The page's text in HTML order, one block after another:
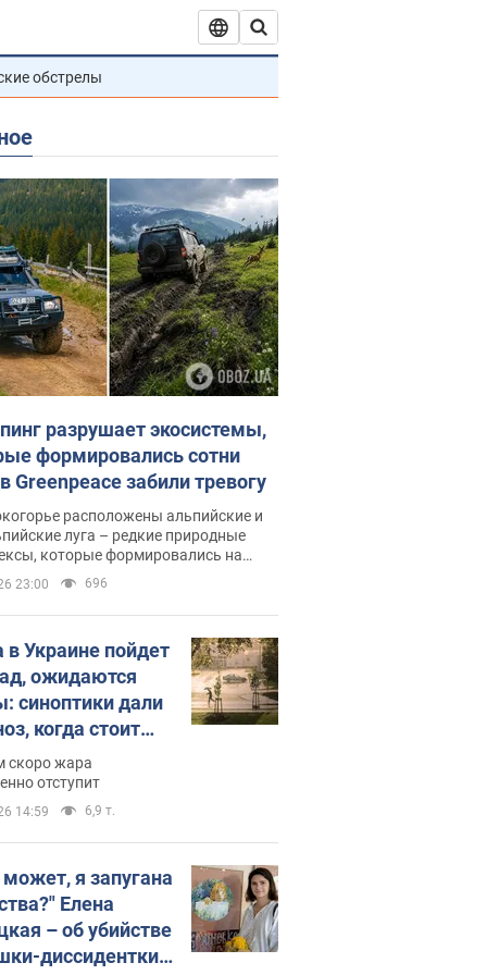
обстрелы
разрушает экосистемы,
формировались сотни
Greenpeace забили тревогу
расположены альпийские и
луга – редкие природные
которые формировались на
сотен лет
23:00 696
Украине пойдет
ожидаются
синоптики дали
когда стоит
изменения
скоро жара
отступит
14:59 6,9 т.
я запугана
Елена
– об убийстве
диссидентки